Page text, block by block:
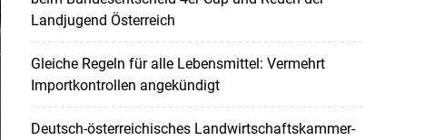
Landjugend Österreich
Gleiche Regeln für alle Lebensmittel: Vermehrt
Importkontrollen angekündigt
Deutsch-österreichisches Landwirtschaftskammer-